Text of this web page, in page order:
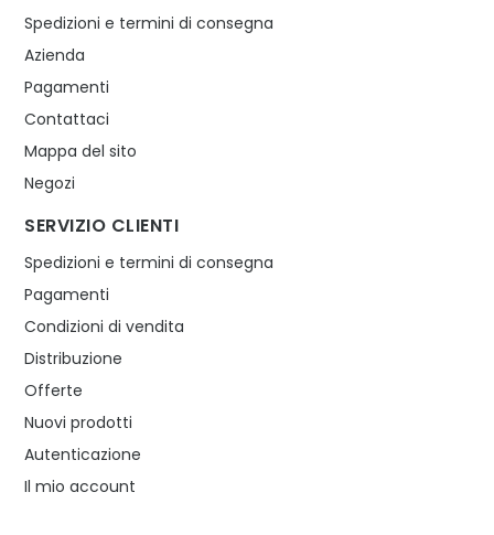
Spedizioni e termini di consegna
Azienda
Pagamenti
Contattaci
Mappa del sito
Negozi
SERVIZIO CLIENTI
Spedizioni e termini di consegna
Pagamenti
Condizioni di vendita
Distribuzione
Offerte
Nuovi prodotti
Autenticazione
Il mio account